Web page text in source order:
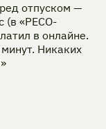
отпуском —
(в «РЕСО-
в онлайне.
Никаких